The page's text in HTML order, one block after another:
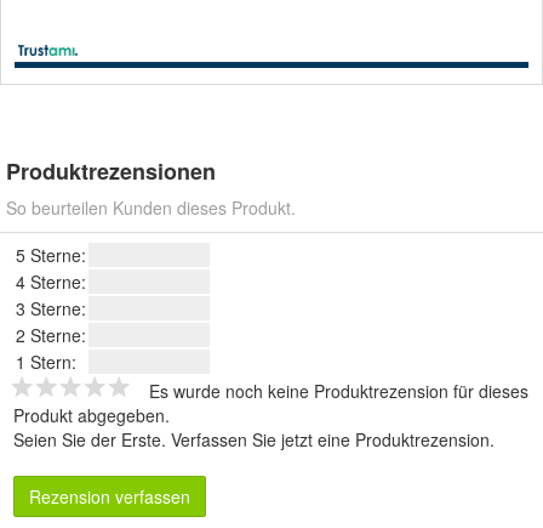
Produktrezensionen
So beurteilen Kunden dieses Produkt.
5 Sterne:
4 Sterne:
3 Sterne:
2 Sterne:
1 Stern:
Es wurde noch keine Produktrezension für dieses
Produkt abgegeben.
Seien Sie der Erste. Verfassen Sie jetzt eine Produktrezension.
Rezension verfassen